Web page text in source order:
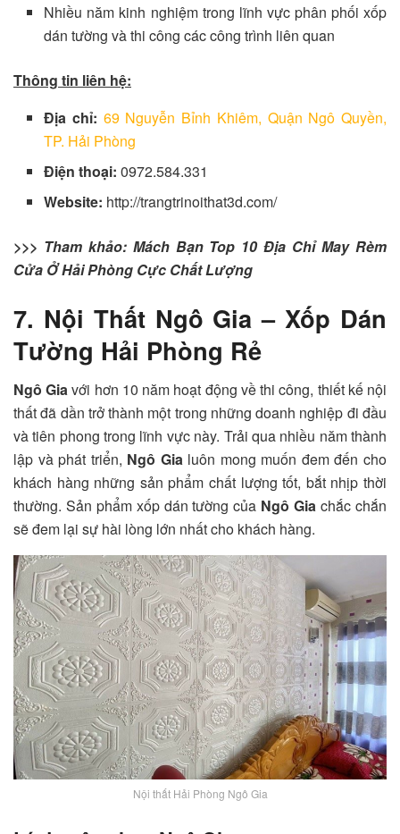
Nhiều năm kinh nghiệm trong lĩnh vực phân phối xốp
dán tường và thi công các công trình liên quan
Thông tin liên hệ:
Địa chỉ: 69 Nguyễn Bỉnh Khiêm, Quận Ngô Quyền,
TP. Hải Phòng
Điện thoại:0972.584.331
Website: http://trangtrinoithat3d.com/
>>> Tham khảo: Mách Bạn Top 10 Địa Chỉ May Rèm
Cửa Ở Hải Phòng Cực Chất Lượng
7. Nội Thất Ngô Gia – Xốp Dán
Tường Hải Phòng Rẻ
Ngô Giavới hơn 10 năm hoạt động về thi công, thiết kế nội
thất đã dần trở thành một trong những doanh nghiệp đi đầu
và tiên phong trong lĩnh vực này. Trải qua nhiều năm thành
lập và phát triển, Ngô Gialuôn mong muốn đem đến cho
khách hàng những sản phẩm chất lượng tốt, bắt nhịp thời
thường. Sản phẩm xốp dán tường của Ngô Gia chắc chắn
sẽ đem lại sự hài lòng lớn nhất cho khách hàng.
Nội thất Hải Phòng Ngô Gia